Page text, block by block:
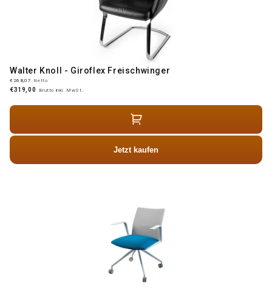
Walter Knoll - Giroflex Freischwinger
€268,07 Netto
€319,00 Brutto inkl. MwSt.
Jetzt kaufen